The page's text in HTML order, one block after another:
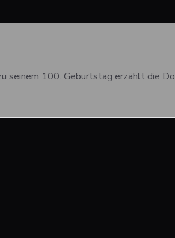
seinem 100. Geburtstag erzählt die